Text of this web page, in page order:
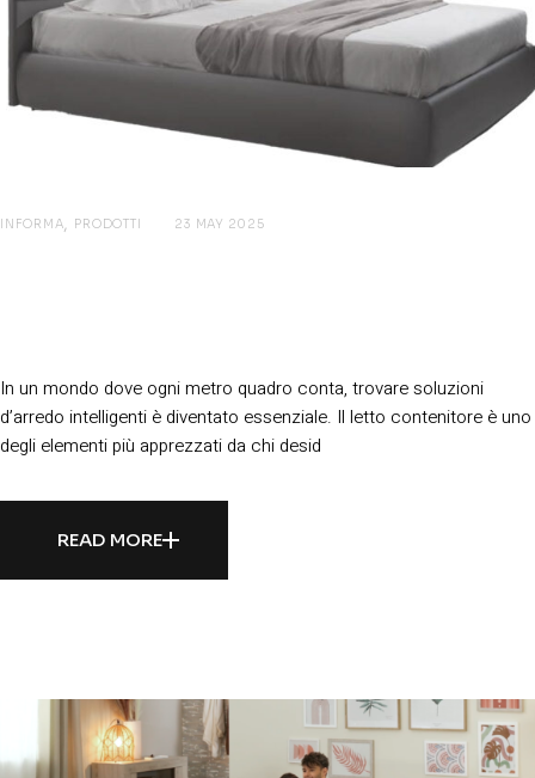
INFORMA PRODOTTI 23 MAY 2025
In un mondo dove ogni metro quadro conta, trovare soluzioni
d’arredo intelligenti è diventato essenziale. Il letto contenitore è uno
degli elementi più apprezzati da chi desid
READ MORE